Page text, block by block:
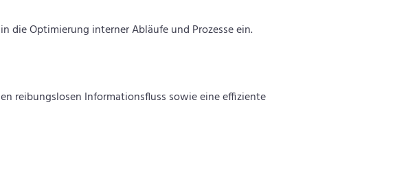
Optimierung interner Abläufe und Prozesse ein.
reibungslosen Informationsfluss sowie eine effiziente